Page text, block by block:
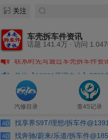
关注
车壳拆车件资讯
话题 141.4万 · 访问
感谢京津辽/川粤等地公安刑警
联系时先写通过车壳拆车件资
大家应诚信互助，发现态度恶
本站部分整车残值图等仅为商
汽修目录 查4S记录
AD 找享界S9T/理想/拆车件
AD 找奔驰/蔚来/乐道/拆车件